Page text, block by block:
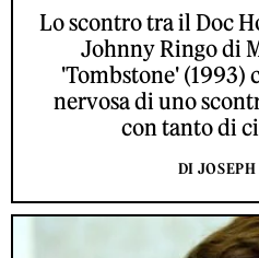
Lo scontro tra il Doc
Johnny Ringo di
'Tombstone' (1993)
nervosa di uno
con tanto di
DI